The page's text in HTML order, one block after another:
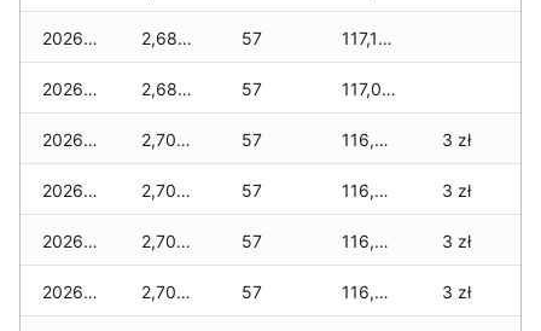
2026-06-02 2,685 zł 57 117,170 zł
2026-06-01 2,685 zł 57 117,040 zł
2026-05-31 2,700 zł 57 116,800 zł 3 zł
2026-05-30 2,700 zł 57 116,800 zł 3 zł
2026-05-29 2,700 zł 57 116,800 zł 3 zł
2026-05-28 2,700 zł 57 116,800 zł 3 zł